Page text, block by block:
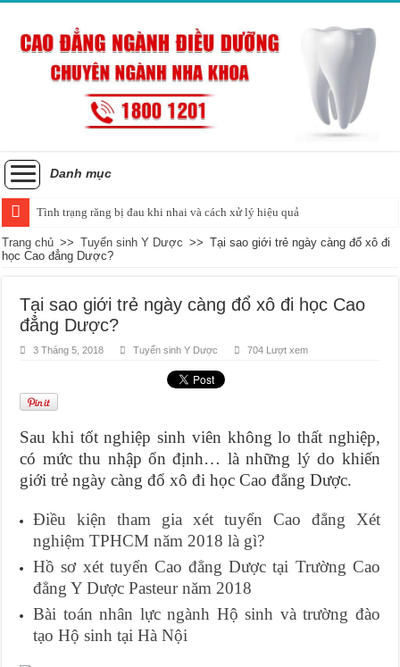
Danh mục
Tình trạng răng bị đau khi nhai và cách xử lý hiệu quả
Trang chủ >> Tuyển sinh Y Dược >> Tại sao giới trẻ ngày càng đổ xô đi
học Cao đẳng Dược?
Tại sao giới trẻ ngày càng đổ xô đi học Cao
đẳng Dược?
3 Tháng 5, 2018 Tuyển sinh Y Dược 704 Lượt xem
Sau khi tốt nghiệp sinh viên không lo thất nghiệp,
có mức thu nhập ổn định… là những lý do khiến
giới trẻ ngày càng đổ xô đi học Cao đẳng Dược.
Điều kiện tham gia xét tuyển Cao đẳng Xét
nghiệm TPHCM năm 2018 là gì?
Hồ sơ xét tuyển Cao đẳng Dược tại Trường Cao
đẳng Y Dược Pasteur năm 2018
Bài toán nhân lực ngành Hộ sinh và trường đào
tạo Hộ sinh tại Hà Nội